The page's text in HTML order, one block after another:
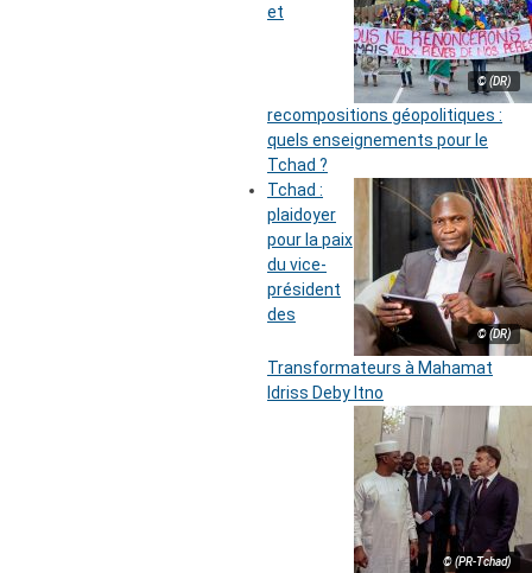
© (DR)
et
recompositions géopolitiques :
quels enseignements pour le
Tchad ?
© (DR)
Tchad :
plaidoyer
pour la paix
du vice-
président
des
Transformateurs à Mahamat
Idriss Deby Itno
© (PR-Tchad)